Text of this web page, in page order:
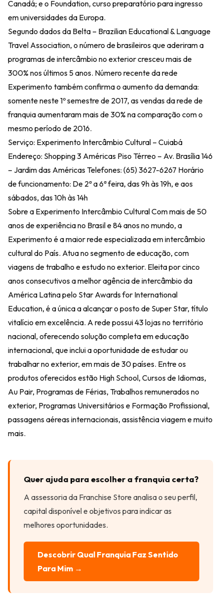
Canadá; e o Foundation, curso preparatório para ingresso
em universidades da Europa.
Segundo dados da Belta – Brazilian Educational & Language
Travel Association, o número de brasileiros que aderiram a
programas de intercâmbio no exterior cresceu mais de
300% nos últimos 5 anos. Número recente da rede
Experimento também confirma o aumento da demanda:
somente neste 1º semestre de 2017, as vendas da rede de
franquia aumentaram mais de 30% na comparação com o
mesmo período de 2016.
Serviço: Experimento Intercâmbio Cultural – Cuiabá
Endereço: Shopping 3 Américas Piso Térreo – Av. Brasília 146
– Jardim das Américas Telefones: (65) 3627-6267 Horário
de funcionamento: De 2ª a 6ª feira, das 9h às 19h, e aos
sábados, das 10h às 14h
Sobre a Experimento Intercâmbio Cultural Com mais de 50
anos de experiência no Brasil e 84 anos no mundo, a
Experimento é a maior rede especializada em intercâmbio
cultural do País. Atua no segmento de educação, com
viagens de trabalho e estudo no exterior. Eleita por cinco
anos consecutivos a melhor agência de intercâmbio da
América Latina pelo Star Awards for International
Education, é a única a alcançar o posto de Super Star, título
vitalício em excelência. A rede possui 43 lojas no território
nacional, oferecendo solução completa em educação
internacional, que inclui a oportunidade de estudar ou
trabalhar no exterior, em mais de 30 países. Entre os
produtos oferecidos estão High School, Cursos de Idiomas,
Au Pair, Programas de Férias, Trabalhos remunerados no
exterior, Programas Universitários e Formação Profissional,
passagens aéreas internacionais, assistência viagem e muito
mais.
Quer ajuda para escolher a franquia certa?
A assessoria da Franchise Store analisa o seu perfil,
capital disponível e objetivos para indicar as
melhores oportunidades.
Descobrir Qual Franquia Faz Sentido
Para Mim →